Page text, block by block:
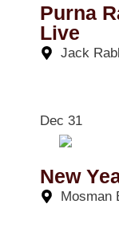
Purna
Live
Jack
Dec 31
New
Mosman